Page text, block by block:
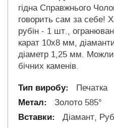
гідна Справжнього
говорить сам за себе!
рубін - 1 шт.,
карат 10х8 мм,
діаметр 1,25 мм.
бічних каменів.
Печатка
Золото 585°
Діамант,